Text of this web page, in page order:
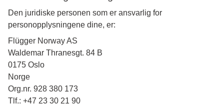
Den juridiske personen som er ansvarlig for
personopplysningene dine, er:
Flügger Norway AS
Waldemar Thranesgt. 84 B
0175 Oslo
Norge
Org.nr. 928 380 173
Tlf.: +47 23 30 21 90